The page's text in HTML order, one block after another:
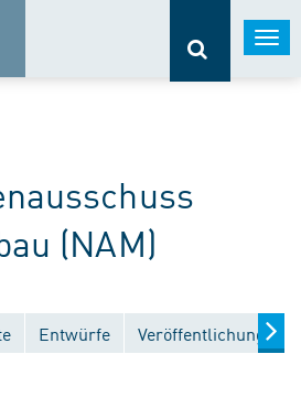
(NAM)
Entwürfe Veröffentlichungen